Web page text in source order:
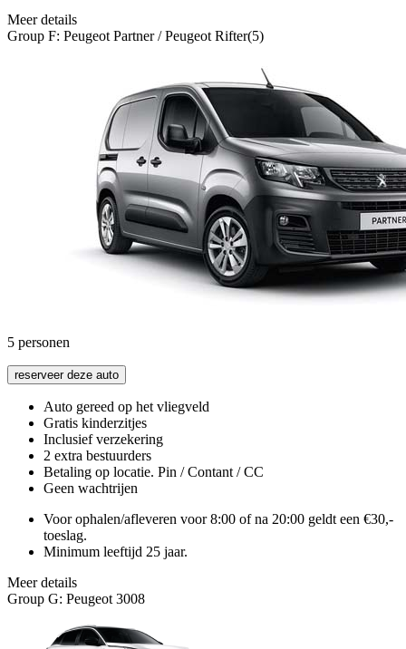
Meer details
Group F: Peugeot Partner / Peugeot Rifter(5)
5 personen
reserveer deze auto
Auto gereed op het vliegveld
Gratis kinderzitjes
Inclusief verzekering
2 extra bestuurders
Betaling op locatie. Pin / Contant / CC
Geen wachtrijen
Voor ophalen/afleveren voor 8:00 of na 20:00 geldt een €30,-
toeslag.
Minimum leeftijd 25 jaar.
Meer details
Group G: Peugeot 3008